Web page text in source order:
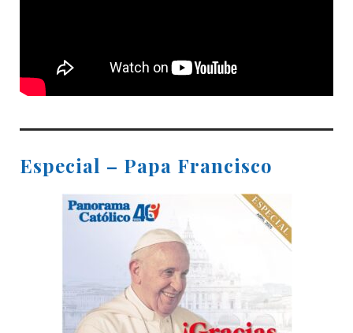
Especial – Papa Francisco